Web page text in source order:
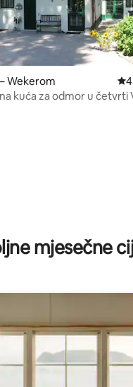
5/5, recenzija: 119
Wekerom
kuća za odmor u četvrti
mjesečne